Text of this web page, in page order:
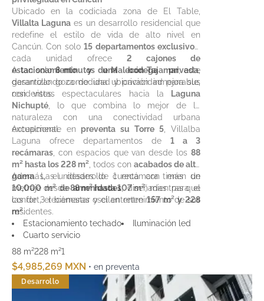
Ubicado en la codiciada zona de El Table,
Villalta Laguna es un desarrollo residencial que
redefine el estilo de vida de alto nivel en
Cancún. Con solo 15 departamentos exclusivos
cada unidad ofrece 2 cajones de
estacionamiento y una bodega privada,
garantizando comodidad y privacidad para sus
residentes.
A tan solo8 minutos de Malecón Tajamar, este
desarrollo goza de una ubicación inmejorable,
con vistas espectaculares hacia la
Laguna
Nichupté , lo que combina lo mejor de la
naturaleza con una conectividad urbana
excepcional.
Actualmente en preventa su Torre 5 , Villalba
Laguna ofrece departamentos de 1 a 3
recámaras , con espacios que van desde los 88
m² hasta los 228 m² , todos con acabados de alta
gama. Las unidades de 1 recámara tienen un
metraje desde88 m² hasta 107 m², mientras que
las de 3 recámaras oscilan entre157 m² y 228
m².
Además, el desarrollo cuenta con más de
10,000 m² de amenidades, diseñadas para el
confort, el bienestar y el entretenimiento de sus
residentes.
Estacionamiento techado
Iluminación led
Cuarto servicio
88 m²228 m²1
$4,985,269 MXN • en preventa
Desarrollo